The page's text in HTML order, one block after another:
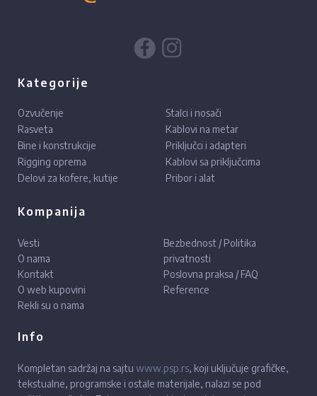
Kategorije
Ozvučenje
Rasveta
Bine i konstrukcije
Rigging oprema
Delovi za kofere, kutije
Stalci i nosači
Kablovi na metar
Priključci i adapteri
Kablovi sa priključcima
Pribor i alat
Kompanija
Vesti
O nama
Kontakt
O web kupovini
Rekli su o nama
Bezbednost / Politika
privatnosti
Poslovna praksa / FAQ
Reference
Info
Kompletan sadržaj na sajtu www.psp.rs, koji uključuje grafičke,
tekstualne, programske i ostale materijale, nalazi se pod